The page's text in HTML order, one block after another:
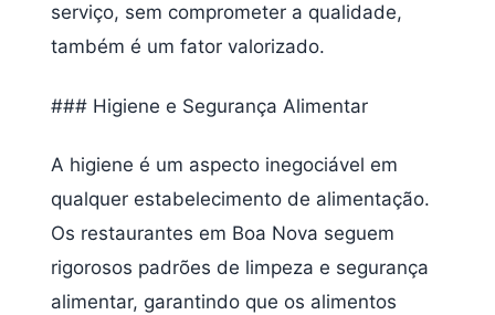
serviço, sem comprometer a qualidade,
também é um fator valorizado.
### Higiene e Segurança Alimentar
A higiene é um aspecto inegociável em
qualquer estabelecimento de alimentação.
Os restaurantes em Boa Nova seguem
rigorosos padrões de limpeza e segurança
alimentar, garantindo que os alimentos